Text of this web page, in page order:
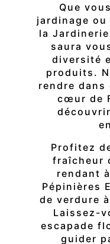
Que
jardinage
la
saura
diversité
produits.
rendre dans
cœur de
Profitez
fraîcheur
rendant
Pépinières
de verdure
Laissez-
escapade
guider